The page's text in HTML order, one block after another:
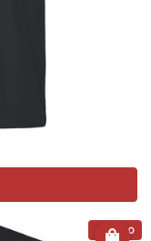
€ 24.90